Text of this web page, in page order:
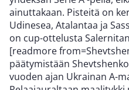
ainuttakaan. Pisteitä on
Udinesea, Atalantaa ja
on cup-ottelusta
[readmore
päätymistään
vuoden ajan Ukrainan A-